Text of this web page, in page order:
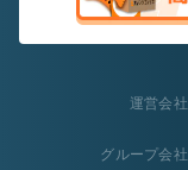
運営会社
グループ会社